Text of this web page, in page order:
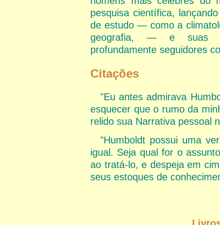
pesquisa científica,
de estudo — como a
geografia, — e suas
profundamente seguidores
Citações
"Eu antes admirava
esquecer que o rumo da
relido sua Narrativa pessoal
"Humboldt possui uma
igual. Seja qual for o
ao tratá-lo, e despeja em
seus estoques de